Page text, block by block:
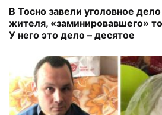
В Тосно завели уголовное
жителя, «заминировавшего»
У него это дело – десятое